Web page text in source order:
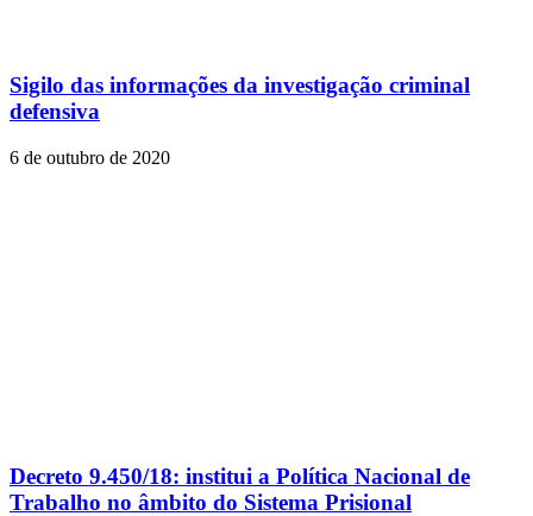
Sigilo das informações da investigação criminal
defensiva
6 de outubro de 2020
Decreto 9.450/18: institui a Política Nacional de
Trabalho no âmbito do Sistema Prisional